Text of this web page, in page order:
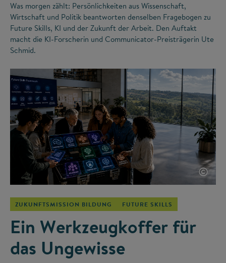
Was morgen zählt: Persönlichkeiten aus Wissenschaft,
Wirtschaft und Politik beantworten denselben Fragebogen zu
Future Skills, KI und der Zukunft der Arbeit. Den Auftakt
macht die KI-Forscherin und Communicator-Preisträgerin Ute
Schmid.
©
ZUKUNFTSMISSION BILDUNG FUTURE SKILLS
Ein Werkzeugkoffer für
das Ungewisse